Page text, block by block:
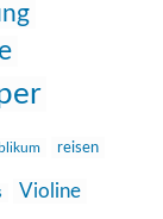
reisen
Violine